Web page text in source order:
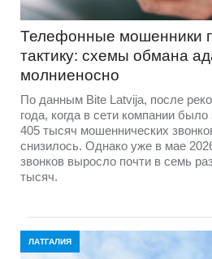
Телефонные мошенники
тактику: схемы обмана
молниеносно
По данным Bite Latvija, после
года, когда в сети компании
405 тысяч мошеннических
снизилось. Однако уже в мае
звонков выросло почти в семь
тысяч.
ЛАТГАЛИЯ